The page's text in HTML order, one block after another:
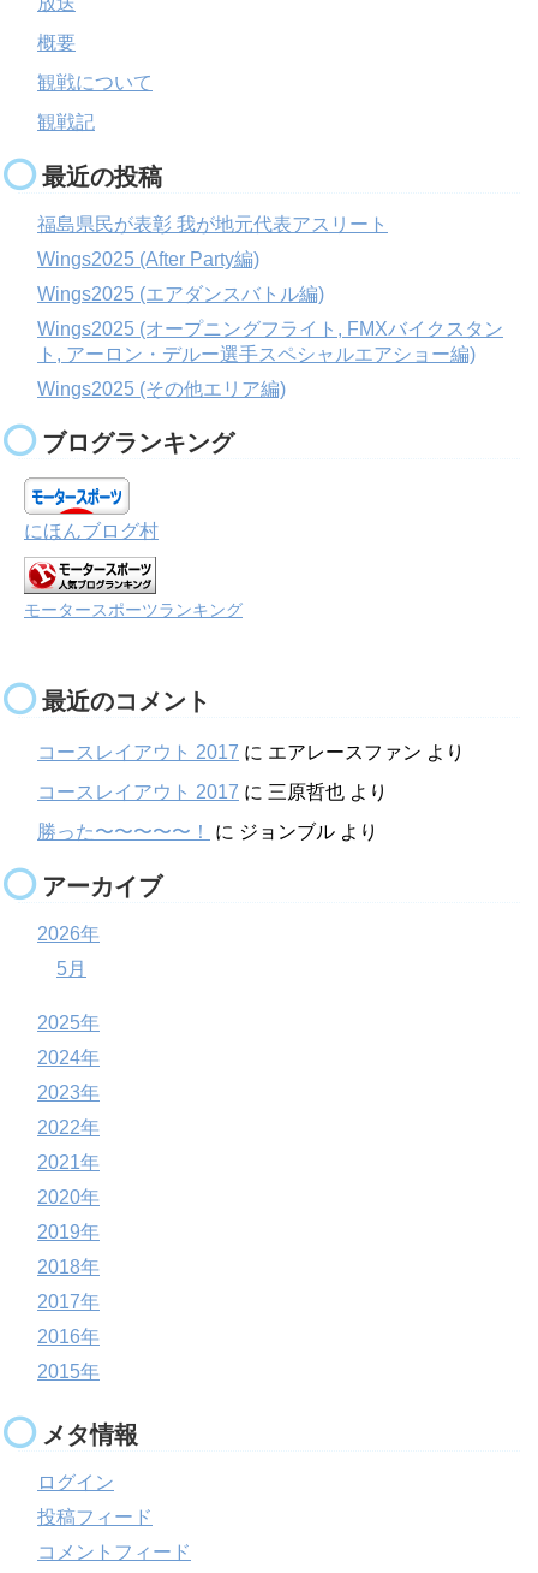
概要
観戦について
観戦記
最近の投稿
福島県民が表彰 我が地元代表アスリート
Wings2025 (After Party編)
Wings2025 (エアダンスバトル編)
Wings2025 (オープニングフライト, FMXバイクスタン
ト, アーロン・デルー選手スペシャルエアショー編)
Wings2025 (その他エリア編)
ブログランキング
にほんブログ村
モータースポーツランキング
最近のコメント
コースレイアウト 2017 に エアレースファン より
コースレイアウト 2017 に 三原哲也 より
勝った〜〜〜〜〜！
に ジョンブル より
アーカイブ
2026年
5月
2025年
2024年
2023年
2022年
2021年
2020年
2019年
2018年
2017年
2016年
2015年
メタ情報
ログイン
投稿フィード
コメントフィード